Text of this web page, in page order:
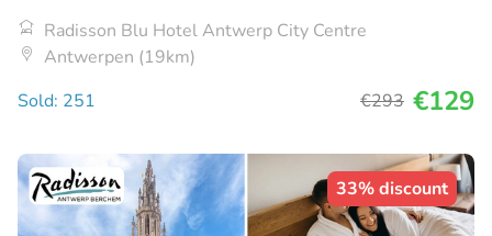
Radisson Blu Hotel Antwerp City Centre
Antwerpen (19km)
Sold: 251
€293 €129
33% discount